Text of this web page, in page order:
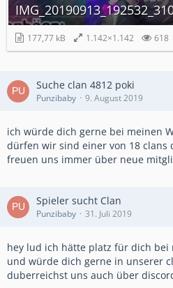
177,77 kB 1.142×1.142 618
Suche clan 4812 poki
Punzibaby 9. August 2019
ich würde dich gerne bei meinen
dürfen wir sind einer von 18 clans
freuen uns immer über neue
Spieler sucht Clan
Punzibaby 31. Juli 2019
hey lud ich hätte platz für dich
und würde dich gerne in unserer
duberreichst uns auch über